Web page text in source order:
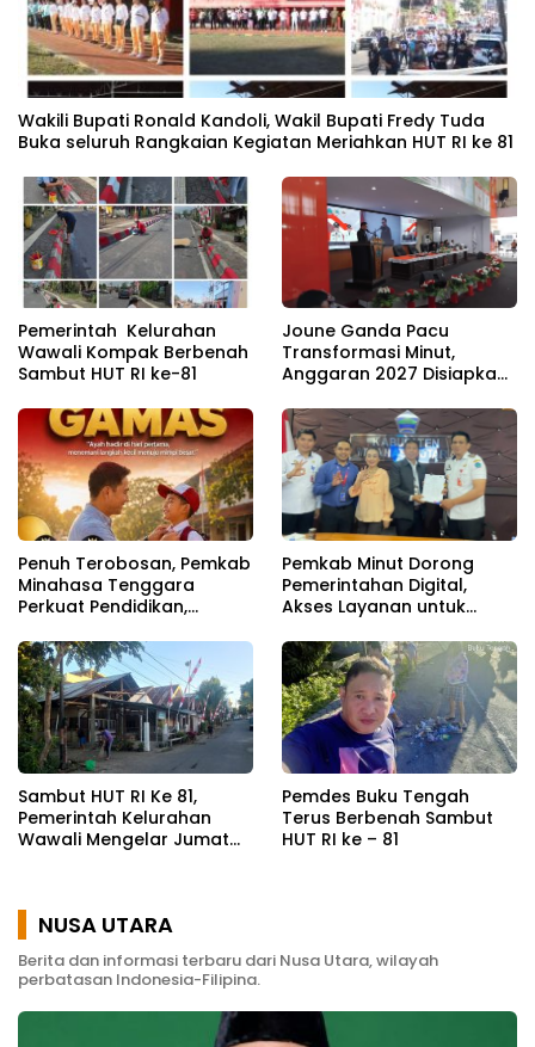
Wakili Bupati Ronald Kandoli, Wakil Bupati Fredy Tuda
Buka seluruh Rangkaian Kegiatan Meriahkan HUT RI ke 81
Pemerintah Kelurahan
Wawali Kompak Berbenah
Sambut HUT RI ke-81
Joune Ganda Pacu
Transformasi Minut,
Anggaran 2027 Disiapkan
Penuh Terobosan, Pemkab
Minahasa Tenggara
Perkuat Pendidikan,
Kesehatan
Pemkab Minut Dorong
Pemerintahan Digital,
Akses Layanan untuk
Sambut HUT RI Ke 81,
Pemerintah Kelurahan
Wawali Mengelar Jumat
Pemdes Buku Tengah
Terus Berbenah Sambut
HUT RI ke – 81
NUSA UTARA
Berita dan informasi terbaru dari Nusa Utara, wilayah
perbatasan Indonesia-Filipina.